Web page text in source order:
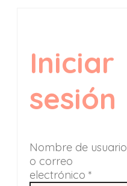
Iniciar
sesión
Nombre de usuario
o correo
electrónico *